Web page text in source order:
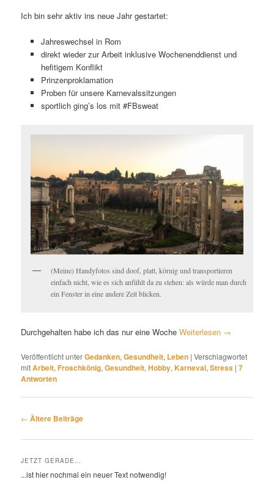
Ich bin sehr aktiv ins neue Jahr gestartet:
Jahreswechsel in Rom
direkt wieder zur Arbeit inklusive Wochenenddienst und
hefitigem Konflikt
Prinzenproklamation
Proben für unsere Karnevalssitzungen
sportlich ging’s los mit #FBsweat
(Meine) Handyfotos sind doof, platt, körnig und transportieren
einfach nicht, wie es sich anfühlt da zu stehen: als würde man durch
ein Fenster in eine andere Zeit blicken.
Durchgehalten habe ich das nur eine WocheWeiterlesen →
Veröffentlicht unterGedanken,Gesundheit, Leben |Verschlagwortet
mitArbeit,Froschkönig,Gesundheit,Hobby,Karneval,Stress |7
Antworten
Beitragsnavigation
← Ältere Beiträge
JETZT GERADE…
...ist hier nochmal ein neuer Text notwendig!